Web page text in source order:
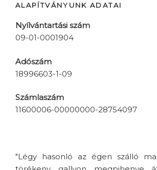
ALAPÍTVÁNYUNK ADATAI
Nyílvántartási szám
09-01-0001904
Adószám
18996603-1-09
Számlaszám
11600006-00000000-28754097
"Légy hasonló az égen szálló